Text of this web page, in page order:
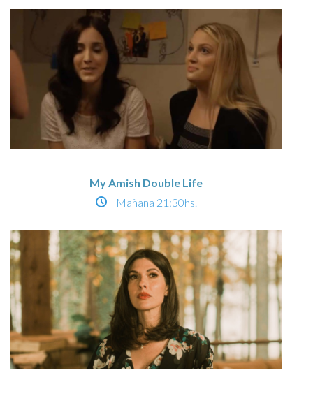
My Amish Double Life
Mañana 21:30hs.